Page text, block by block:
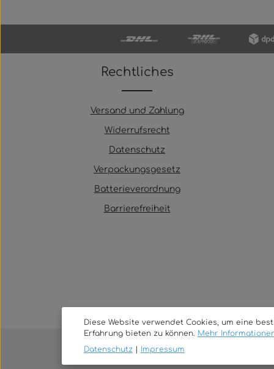
Rechtliches
Versand und Zahlung
Widerrufsrecht
Datenschutz
Verpackungsgesetz
Batterieverordnung
Barrierefreiheit
Diese Website verwendet Cookies, um eine
Erfahrung bieten zu können. Mehr
Datenschutz
Impressum